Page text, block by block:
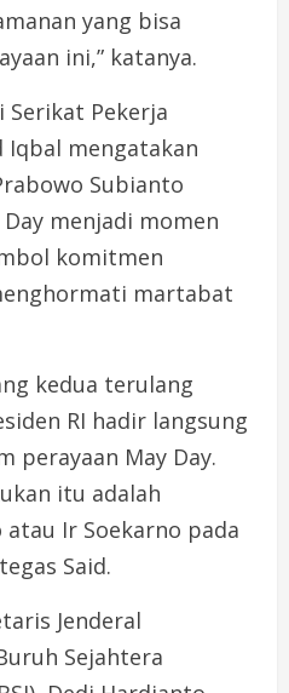
yang bisa
ini,” katanya.
Serikat Pekerja
Iqbal mengatakan
Subianto
menjadi momen
komitmen
martabat
kedua terulang
RI hadir langsung
perayaan May Day.
itu adalah
atau Ir Soekarno pada
Said.
Jenderal
Sejahtera